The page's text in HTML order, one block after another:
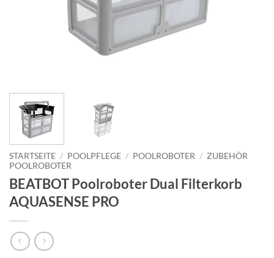
STARTSEITE / POOLPFLEGE / POOLROBOTER / ZUBEHÖR
POOLROBOTER
BEATBOT Poolroboter Dual Filterkorb
AQUASENSE PRO